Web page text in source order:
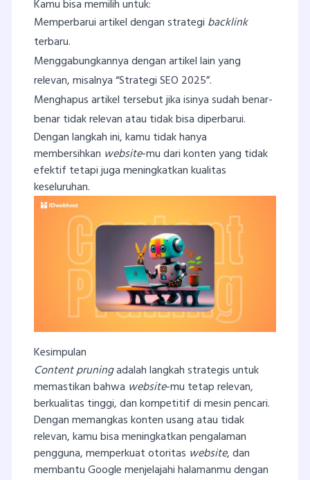
Kamu bisa memilih untuk:
Memperbarui artikel dengan strategi backlink
terbaru.
Menggabungkannya dengan artikel lain yang
relevan, misalnya “Strategi SEO 2025”.
Menghapus artikel tersebut jika isinya sudah benar-
benar tidak relevan atau tidak bisa diperbarui.
Dengan langkah ini, kamu tidak hanya
membersihkan website-mu dari konten yang tidak
efektif tetapi juga meningkatkan kualitas
keseluruhan.
Kesimpulan
Content pruningadalah langkah strategis untuk
memastikan bahwa website-mu tetap relevan,
berkualitas tinggi, dan kompetitif di mesin pencari.
Dengan memangkas konten usang atau tidak
relevan, kamu bisa meningkatkan pengalaman
pengguna, memperkuat otoritas website, dan
membantu Google menjelajahi halamanmu dengan